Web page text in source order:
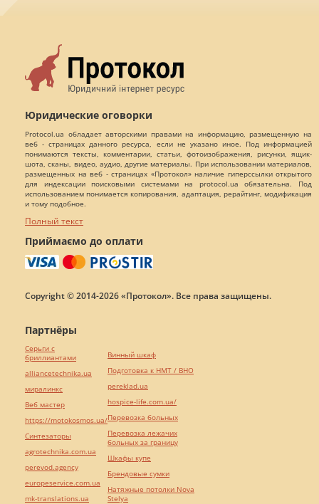
Юридические оговорки
Protocol.ua обладает авторскими правами на информацию, размещенную на
веб - страницах данного ресурса, если не указано иное. Под информацией
понимаются тексты, комментарии, статьи, фотоизображения, рисунки, ящик-
шота, сканы, видео, аудио, другие материалы. При использовании материалов,
размещенных на веб - страницах «Протокол» наличие гиперссылки открытого
для индексации поисковыми системами на protocol.ua обязательна. Под
использованием понимается копирования, адаптация, рерайтинг, модификация
и тому подобное.
Полный текст
Приймаємо до оплати
Copyright © 2014-2026 «Протокол». Все права защищены.
Партнёры
Серьги с
бриллиантами
alliancetechnika.ua
миралинкс
Веб мастер
https://motokosmos.ua/
Синтезаторы
agrotechnika.com.ua
perevod.agency
europeservice.com.ua
mk-translations.ua
Винный шкаф
Подготовка к НМТ / ВНО
pereklad.ua
hospice-life.com.ua/
Перевозка больных
Перевозка лежачих
больных за границу
Шкафы купе
Брендовые сумки
Натяжные потолки Nova
Stelya